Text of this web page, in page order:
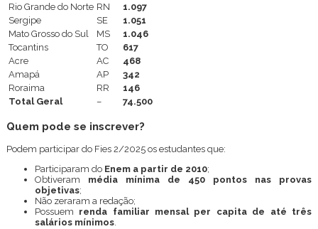
Rio Grande do Norte RN
1.097
Sergipe
SE
1.051
Mato Grosso do Sul
MS
1.046
Tocantins
TO
617
Acre
AC
468
Amapá
AP
342
Roraima
RR
146
Total Geral
– 74.500
Quem pode se inscrever?
Podem participar do Fies 2/2025 os estudantes que:
Participaram do Enem a partir de 2010;
Obtiveram média mínima de 450 pontos nas provas
objetivas;
Não zeraram a redação;
Possuem renda familiar mensal per capita de até três
salários mínimos.